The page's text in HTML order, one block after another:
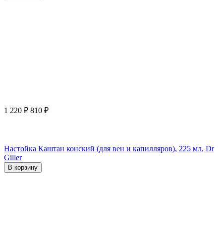
1 220 ₽ 810 ₽
Настойка Каштан конский (для вен и капилляров), 225 мл, Dr
Giller
В корзину